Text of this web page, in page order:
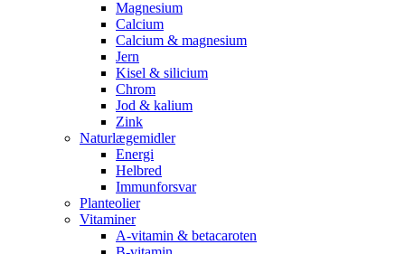
Magnesium
Calcium
Calcium & magnesium
Jern
Kisel & silicium
Chrom
Jod & kalium
Zink
Naturlægemidler
Energi
Helbred
Immunforsvar
Planteolier
Vitaminer
A-vitamin & betacaroten